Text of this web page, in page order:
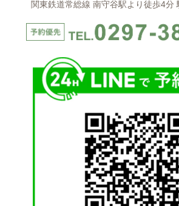
関東鉄道常総線 南守谷駅より徒歩4分